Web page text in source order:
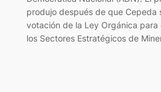
produjo después de que Cepeda
votación de la Ley Orgánica para
los Sectores Estratégicos de